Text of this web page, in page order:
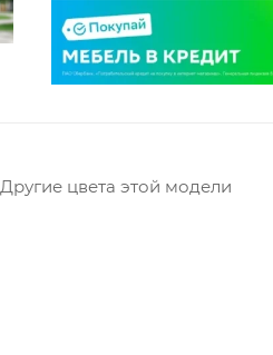
Другие цвета этой модели